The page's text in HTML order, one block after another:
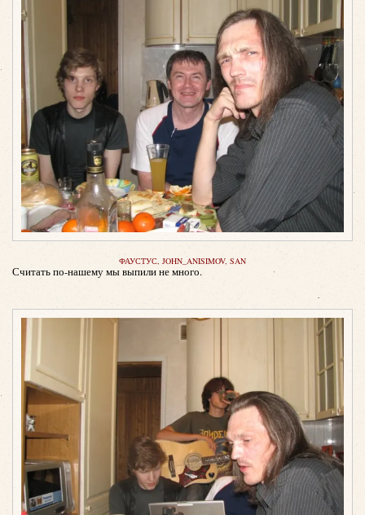
ФАУСТУС, JOHN_ANISIMOV, SAN
Считать по-нашему мы выпили не много.